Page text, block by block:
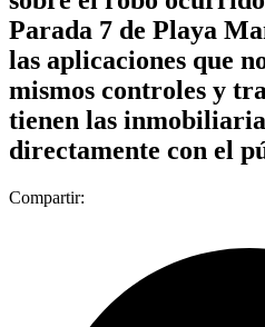
Parada 7 de Playa
las aplicaciones que
mismos controles y
tienen las
directamente con el
Compartir: